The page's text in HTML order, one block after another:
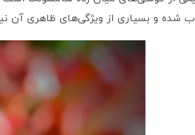
و بسیاری از ویژگی‌های ظاهری آن نیز شبیه به